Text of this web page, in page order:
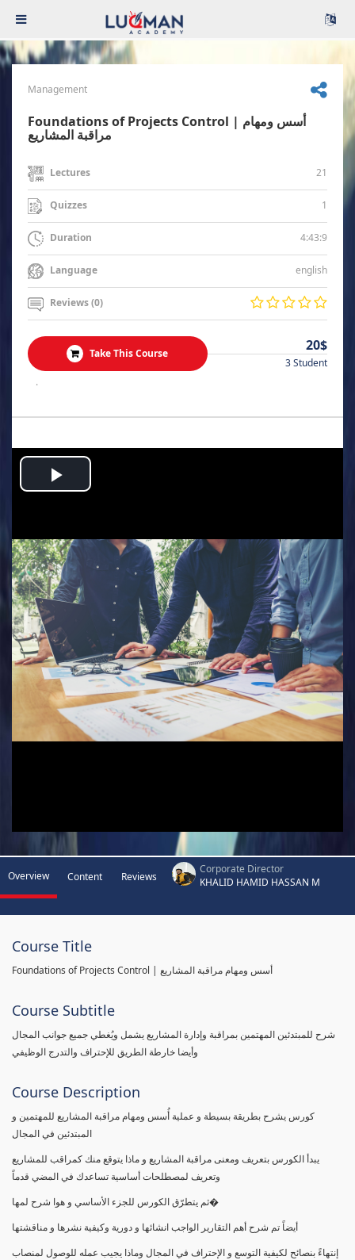
Management
Foundations of Projects Control | أسس ومهام
مراقبة المشاريع
Lectures 21
Quizzes 1
Duration 4:43:9
Language english
Reviews (0)
Take This Course 20$
3 Student
.
Play
Overview Content Reviews
Corporate Director
KHALID HAMID HASSAN M
Course Title
Foundations of Projects Control | أسس ومهام مراقبة المشاريع
Course Subtitle
شرح للمبتدئين المهتمين بمراقبة وإدارة المشاريع يشمل ويُغطي جميع جوانب المجال
وأيضا خارطة الطريق للإحتراف والتدرج الوظيفي
Course Description
كورس يشرح بطريقة بسيطة و عملية أُسس ومهام مراقبة المشاريع للمهتمين و
المبتدئين في المجال
يبدأ الكورس بتعريف ومعنى مراقبة المشاريع و ماذا يتوقع منك كمراقب للمشاريع
وتعريف لمصطلحات أساسية تساعدك في المضي قدماً
ثم يتطرّق الكورس للجزء الأساسي و هوا شرح لمها�
أيضاً تم شرح أهم التقارير الواجب انشائها و دورية وكيفية نشرها و مناقشتها
إنتهاءً بنصائح لكيفية التوسع و الإحتراف في المجال وماذا يجيب عمله للوصول لمنصاب